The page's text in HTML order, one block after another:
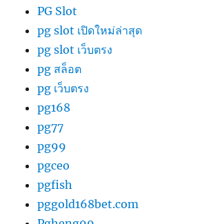
PG Slot
pg slot เปิดใหม่ล่าสุด
pg slot เว็บตรง
pg สล็อต
pg เว็บตรง
pg168
pg77
pg99
pgceo
pgfish
pggold168bet.com